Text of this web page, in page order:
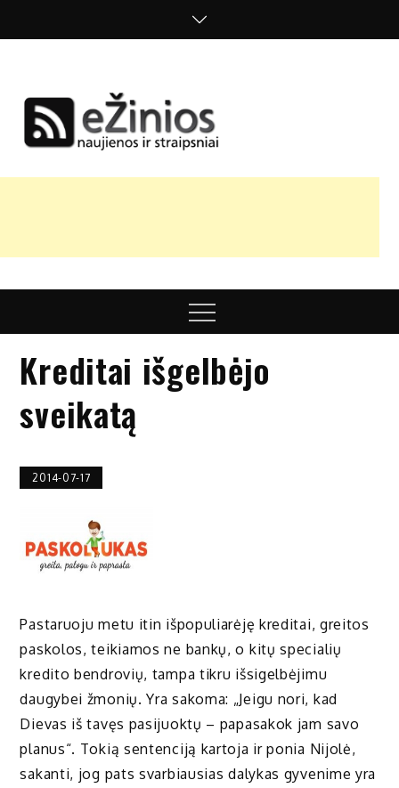
nuomonės
Menu
Kreditai išgelbėjo
sveikatą
2014-07-17
Pastaruoju metu itin išpopuliarėję kreditai, greitos
paskolos, teikiamos ne bankų, o kitų specialių
kredito bendrovių, tampa tikru išsigelbėjimu
daugybei žmonių. Yra sakoma: „Jeigu nori, kad
Dievas iš tavęs pasijuoktų – papasakok jam savo
planus“. Tokią sentenciją kartoja ir ponia Nijolė,
sakanti, jog pats svarbiausias dalykas gyvenime yra